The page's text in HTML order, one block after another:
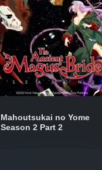
Mahoutsukai no Yome
Season 2 Part 2